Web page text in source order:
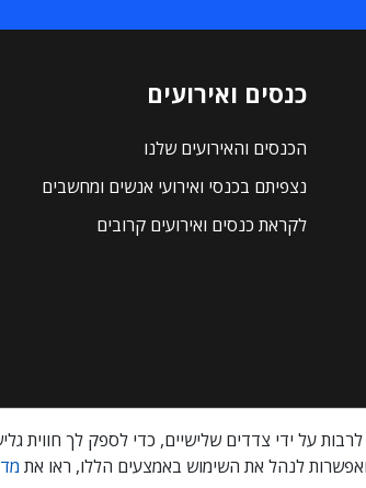
כנסים ואירועים
הכנסים והאירועים שלנו
נצפיתם בכנסי ואירועי אנשים ומחשבים
לקראת כנסים ואירועים קרובים
לנהל את השימוש באמצעים הללו, ראו את